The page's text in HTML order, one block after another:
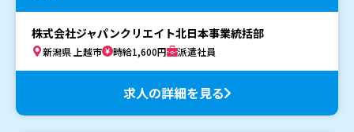
株式会社ジャパンクリエイト北日本事業統括部
新潟県 上越市 時給1,600円 派遣社員
求人の詳細を見る